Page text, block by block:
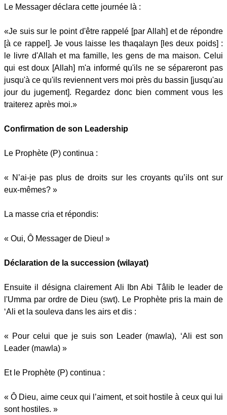
Le Messager déclara cette journée là :
«Je suis sur le point d'être rappelé [par Allah] et de répondre
[à ce rappel]. Je vous laisse les thaqalayn [les deux poids] :
le livre d'Allah et ma famille, les gens de ma maison. Celui
qui est doux [Allah] m'a informé qu'ils ne se sépareront pas
jusqu'à ce qu'ils reviennent vers moi près du bassin [jusqu'au
jour du jugement]. Regardez donc bien comment vous les
traiterez après moi.»
Confirmation de son Leadership
Le Prophète (P) continua :
« N’ai-je pas plus de droits sur les croyants qu’ils ont sur
eux-mêmes? »
La masse cria et répondis:
« Oui, Ô Messager de Dieu! »
Déclaration de la succession (wilayat)
Ensuite il désigna clairement Ali Ibn Abi Tâlib le leader de
l'Umma par ordre de Dieu (swt). Le Prophète pris la main de
‘Ali et la souleva dans les airs et dis :
« Pour celui que je suis son Leader (mawla), ‘Ali est son
Leader (mawla) »
Et le Prophète (P) continua :
« Ô Dieu, aime ceux qui l’aiment, et soit hostile à ceux qui lui
sont hostiles. »